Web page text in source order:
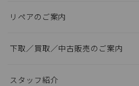
リペアのご案内
下取／買取／中古販売のご案内
スタッフ紹介